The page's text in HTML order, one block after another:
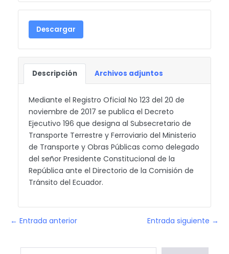
Descargar
Descripción Archivos adjuntos
Mediante el Registro Oficial No 123 del 20 de
noviembre de 2017 se publica el Decreto
Ejecutivo 196 que designa al Subsecretario de
Transporte Terrestre y Ferroviario del Ministerio
de Transporte y Obras Públicas como delegado
del señor Presidente Constitucional de la
República ante el Directorio de la Comisión de
Tránsito del Ecuador.
← Entrada anterior Entrada siguiente →